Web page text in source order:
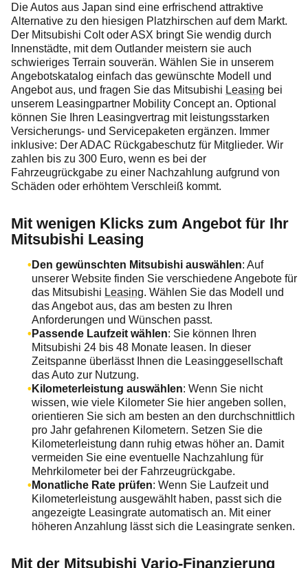
Die Autos aus Japan sind eine erfrischend attraktive
Alternative zu den hiesigen Platzhirschen auf dem Markt.
Der Mitsubishi Colt oder ASX bringt Sie wendig durch
Innenstädte, mit dem Outlander meistern sie auch
schwieriges Terrain souverän. Wählen Sie in unserem
Angebotskatalog einfach das gewünschte Modell und
Angebot aus, und fragen Sie das Mitsubishi Leasing bei
unserem Leasingpartner Mobility Concept an. Optional
können Sie Ihren Leasingvertrag mit leistungsstarken
Versicherungs- und Servicepaketen ergänzen. Immer
inklusive: Der ADAC Rückgabeschutz für Mitglieder. Wir
zahlen bis zu 300 Euro, wenn es bei der
Fahrzeugrückgabe zu einer Nachzahlung aufgrund von
Schäden oder erhöhtem Verschleiß kommt.
Mit wenigen Klicks zum Angebot für Ihr
Mitsubishi Leasing
Den gewünschten Mitsubishi auswählen: Auf
unserer Website finden Sie verschiedene Angebote für
das Mitsubishi Leasing. Wählen Sie das Modell und
das Angebot aus, das am besten zu Ihren
Anforderungen und Wünschen passt.
Passende Laufzeit wählen: Sie können Ihren
Mitsubishi 24 bis 48 Monate leasen. In dieser
Zeitspanne überlässt Ihnen die Leasinggesellschaft
das Auto zur Nutzung.
Kilometerleistung auswählen: Wenn Sie nicht
wissen, wie viele Kilometer Sie hier angeben sollen,
orientieren Sie sich am besten an den durchschnittlich
pro Jahr gefahrenen Kilometern. Setzen Sie die
Kilometerleistung dann ruhig etwas höher an. Damit
vermeiden Sie eine eventuelle Nachzahlung für
Mehrkilometer bei der Fahrzeugrückgabe.
Monatliche Rate prüfen: Wenn Sie Laufzeit und
Kilometerleistung ausgewählt haben, passt sich die
angezeigte Leasingrate automatisch an. Mit einer
höheren Anzahlung lässt sich die Leasingrate senken.
Mit der Mitsubishi Vario-Finanzierung